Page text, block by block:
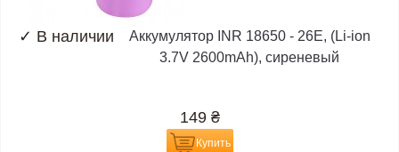
✓ В наличии
Аккумулятор INR 18650 - 26E, (Li-ion
3.7V 2600mAh), сиреневый
149 ₴
Купить